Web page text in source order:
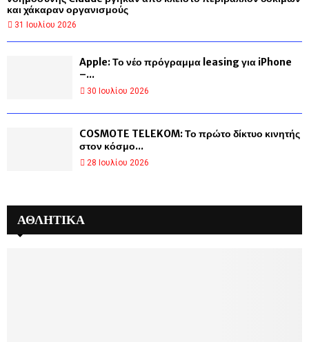
ΑΘΛΗΤΙΚΑ
και χάκαραν οργανισμούς
31 Ιουλίου 2026
Apple: Το νέο πρόγραμμα leasing για iPhone
–...
30 Ιουλίου 2026
COSMOTE TELEKOM: Το πρώτο δίκτυο κινητής
στον κόσμο...
28 Ιουλίου 2026